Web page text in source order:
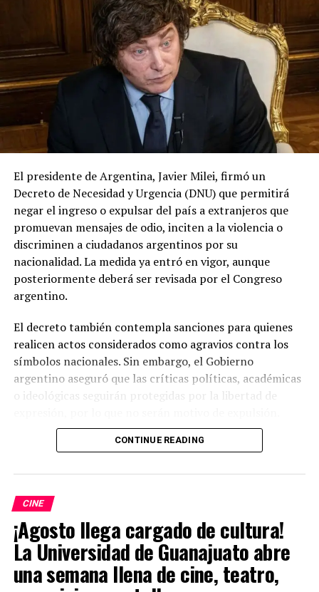
El presidente de Argentina, Javier Milei, firmó un
Decreto de Necesidad y Urgencia (DNU) que permitirá
negar el ingreso o expulsar del país a extranjeros que
promuevan mensajes de odio, inciten a la violencia o
discriminen a ciudadanos argentinos por su
nacionalidad. La medida ya entró en vigor, aunque
posteriormente deberá ser revisada por el Congreso
argentino.
El decreto también contempla sanciones para quienes
realicen actos considerados como agravios contra los
símbolos nacionales. Sin embargo, el Gobierno
argentino aseguró que las críticas políticas, académicas
o ideológicas seguirán protegidas por la libertad de
Milei justificó la decisión al señalar que existe una
el Estado debe contar con herramientas para proteger a
sus ciudadanos y su soberanía. La medida forma parte de
una política migratoria más estricta impulsada por su
administración.
El decreto ha generado un intenso debate dentro y fuera
de Argentina. Mientras el Gobierno lo presenta como
CONTINUE READING
CINE
¡Agosto llega cargado de cultura!
La Universidad de Guanajuato abre
una semana llena de cine, teatro,